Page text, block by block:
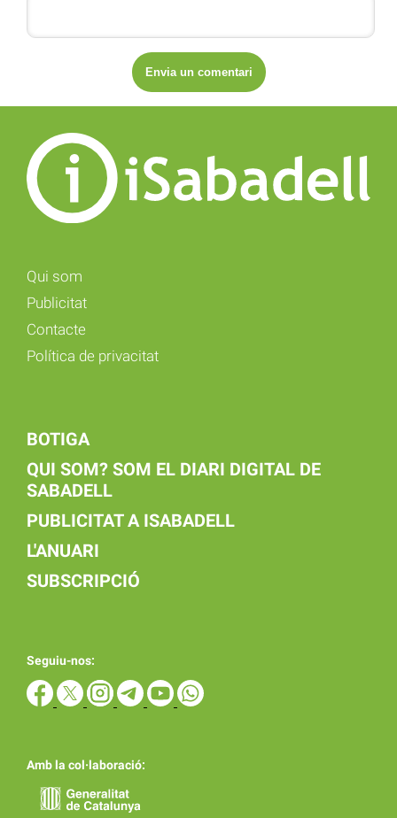
Qui som
Publicitat
Contacte
Política de privacitat
BOTIGA
QUI SOM? SOM EL DIARI DIGITAL DE
SABADELL
PUBLICITAT A ISABADELL
L'ANUARI
SUBSCRIPCIÓ
Seguiu-nos:
Amb la col·laboració: